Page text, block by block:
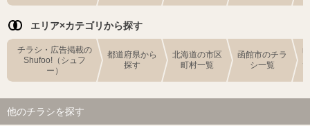
エリア×カテゴリから探す
チラシ・広告掲載の
Shufoo!（シュフ
ー）
都道府県から
探す
北海道の市区
町村一覧
函館市のチラ
シ一覧
他のチラシを探す